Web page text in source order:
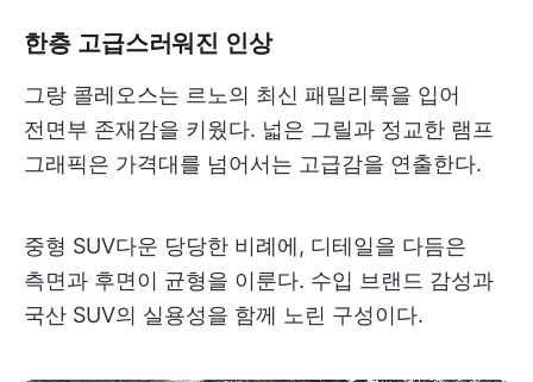
한층 고급스러워진 인상
그랑 콜레오스는 르노의 최신 패밀리룩을 입어
전면부 존재감을 키웠다. 넓은 그릴과 정교한 램프
그래픽은 가격대를 넘어서는 고급감을 연출한다.
중형 SUV다운 당당한 비례에, 디테일을 다듬은
측면과 후면이 균형을 이룬다. 수입 브랜드 감성과
국산 SUV의 실용성을 함께 노린 구성이다.